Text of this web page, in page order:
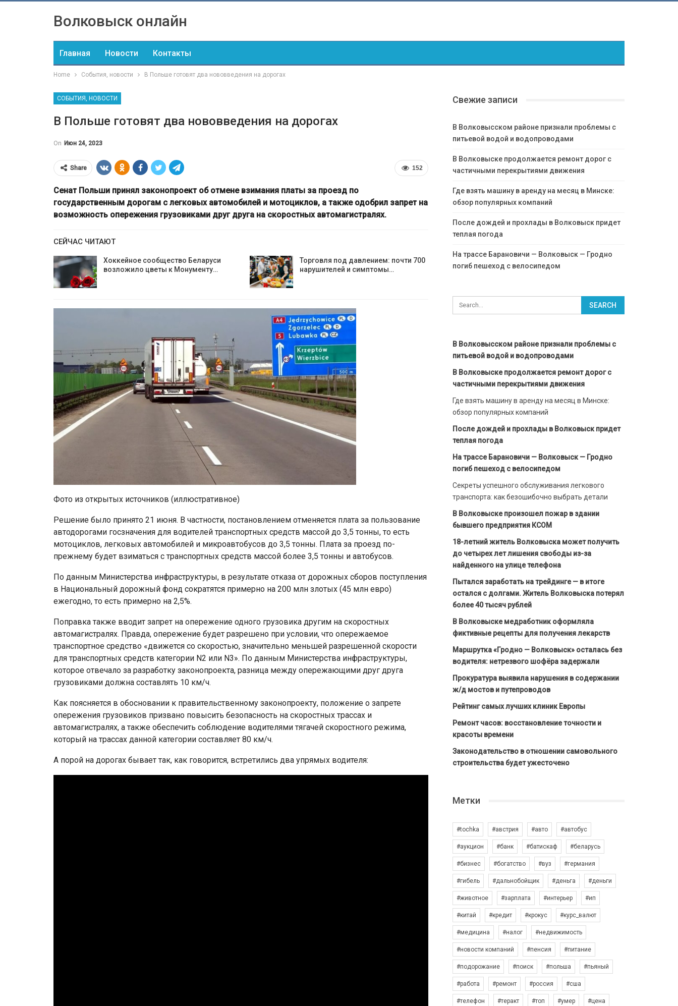
Волковыск онлайн
Главная Новости Контакты
Home События, новости В Польше готовят два нововведения на дорогах
СОБЫТИЯ, НОВОСТИ
В Польше готовят два нововведения на дорогах
On Июн 24, 2023
152
Share
Сенат Польши принял законопроект об отмене взимания платы за проезд по
государственным дорогам с легковых автомобилей и мотоциклов, а также одобрил запрет на
возможность опережения грузовиками друг друга на скоростных автомагистралях.
СЕЙЧАС ЧИТАЮТ
Хоккейное сообщество Беларуси
возложило цветы к Монументу…
Торговля под давлением: почти 700
нарушителей и симптомы…
Фото из открытых источников (иллюстративное)
Решение было принято 21 июня. В частности, постановлением отменяется плата за пользование
автодорогами госзначения для водителей транспортных средств массой до 3,5 тонны, то есть
мотоциклов, легковых автомобилей и микроавтобусов до 3,5 тонны. Плата за проезд по-
прежнему будет взиматься с транспортных средств массой более 3,5 тонны и автобусов.
По данным Министерства инфраструктуры, в результате отказа от дорожных сборов поступления
в Национальный дорожный фонд сократятся примерно на 200 млн злотых (45 млн евро)
ежегодно, то есть примерно на 2,5%.
Поправка также вводит запрет на опережение одного грузовика другим на скоростных
автомагистралях. Правда, опережение будет разрешено при условии, что опережаемое
транспортное средство «движется со скоростью, значительно меньшей разрешенной скорости
для транспортных средств категории N2 или N3». По данным Министерства инфраструктуры,
которое отвечало за разработку законопроекта, разница между опережающими друг друга
грузовиками должна составлять 10 км/ч.
Как поясняется в обосновании к правительственному законопроекту, положение о запрете
опережения грузовиков призвано повысить безопасность на скоростных трассах и
автомагистралях, а также обеспечить соблюдение водителями тягачей скоростного режима,
который на трассах данной категории составляет 80 км/ч.
А порой на дорогах бывает так, как говорится, встретились два упрямых водителя:
Свежие записи
В Волковысском районе признали проблемы с
питьевой водой и водопроводами
В Волковыске продолжается ремонт дорог с
частичными перекрытиями движения
Где взять машину в аренду на месяц в Минске:
обзор популярных компаний
После дождей и прохлады в Волковыск придет
теплая погода
На трассе Барановичи — Волковыск — Гродно
погиб пешеход с велосипедом
В Волковысском районе признали проблемы с
питьевой водой и водопроводами
В Волковыске продолжается ремонт дорог с
частичными перекрытиями движения
Где взять машину в аренду на месяц в Минске:
обзор популярных компаний
После дождей и прохлады в Волковыск придет
теплая погода
На трассе Барановичи — Волковыск — Гродно
погиб пешеход с велосипедом
Секреты успешного обслуживания легкового
транспорта: как безошибочно выбрать детали
В Волковыске произошел пожар в здании
бывшего предприятия КСОМ
18-летний житель Волковыска может получить
до четырех лет лишения свободы из-за
найденного на улице телефона
Пытался заработать на трейдинге — в итоге
остался с долгами. Житель Волковыска потерял
более 40 тысяч рублей
В Волковыске медработник оформляла
фиктивные рецепты для получения лекарств
Маршрутка «Гродно — Волковыск» осталась без
водителя: нетрезвого шофёра задержали
Прокуратура выявила нарушения в содержании
ж/д мостов и путепроводов
Рейтинг самых лучших клиник Европы
Ремонт часов: восстановление точности и
красоты времени
Законодательство в отношении самовольного
строительства будет ужесточено
Метки
#tochka #австрия #авто #автобус
#аукцион #банк #батискаф #беларусь
#бизнес #богатство #вуз #германия
#гибель #дальнобойщик #деньга #деньги
#животное #зарплата #интерьер #ип
#китай #кредит #крокус #курс_валют
#медицина #налог #недвижимость
#новости компаний #пенсия #питание
#подорожание #поиск #польша #пьяный
#работа #ремонт #россия #сша
#телефон #теракт #топ #умер #цена